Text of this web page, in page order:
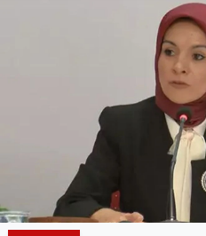
EĞİTİM
EKONOMİ
Eleman